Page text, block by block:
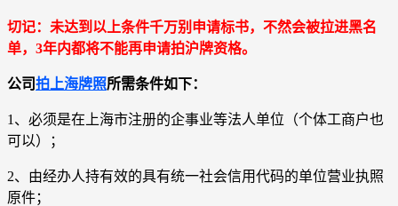
切记：未达到以上条件千万别申请标书，不然会被拉进黑名
单，3年内都将不能再申请拍沪牌资格。
公司拍上海牌照所需条件如下：
1、必须是在上海市注册的企事业等法人单位（个体工商户也
可以）；
2、由经办人持有效的具有统一社会信用代码的单位营业执照
原件；